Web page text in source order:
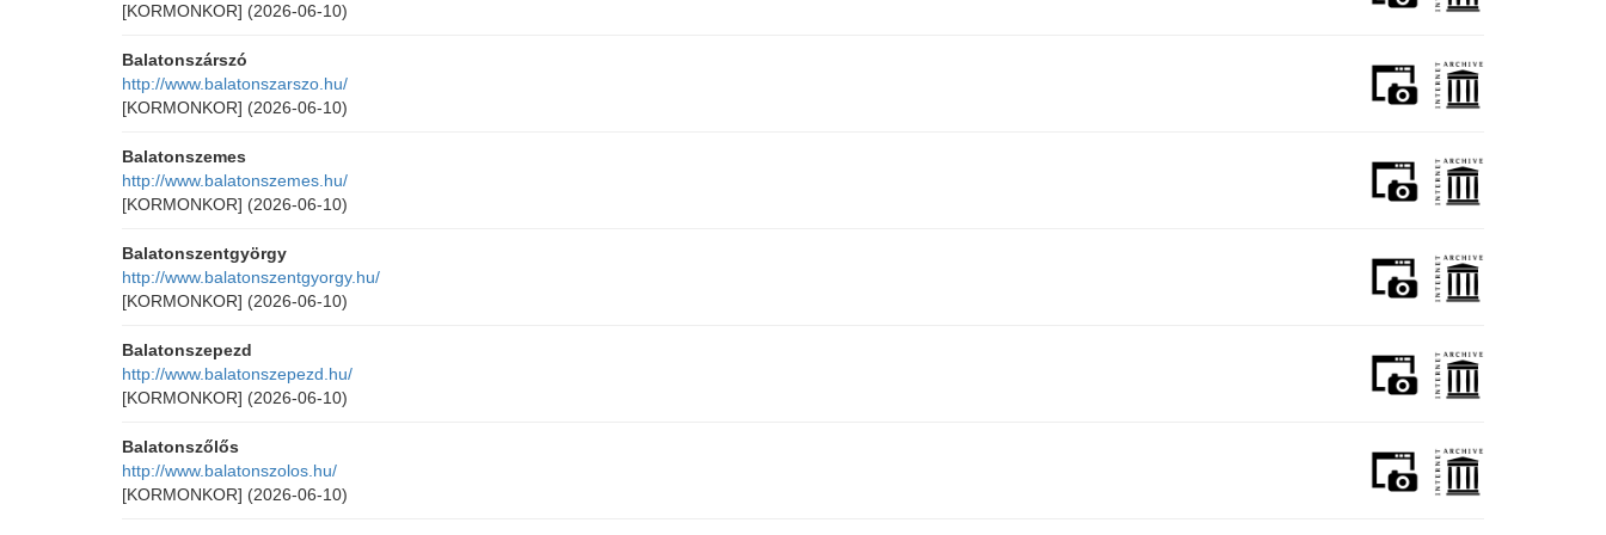
[KORMONKOR] (2026-06-10)
Balatonszárszó
http://www.balatonszarszo.hu/
[KORMONKOR] (2026-06-10)
Balatonszemes
http://www.balatonszemes.hu/
[KORMONKOR] (2026-06-10)
Balatonszentgyörgy
http://www.balatonszentgyorgy.hu/
[KORMONKOR] (2026-06-10)
Balatonszepezd
http://www.balatonszepezd.hu/
[KORMONKOR] (2026-06-10)
Balatonszőlős
http://www.balatonszolos.hu/
[KORMONKOR] (2026-06-10)